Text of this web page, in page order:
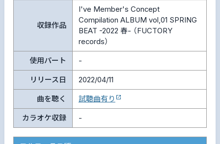
収録作品
I've Member's Concept
Compilation ALBUM vol,01 SPRING
BEAT -2022 春- （FUCTORY
records）
使用パート -
リリース日 2022/04/11
曲を聴く 試聴曲有り
カラオケ収録 -